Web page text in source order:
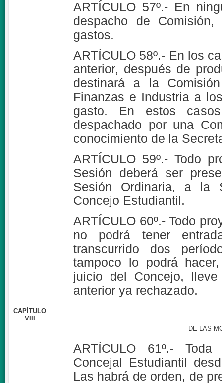
ARTÍCULO 57º.- En
despacho de
gastos.
ARTÍCULO 58º.- En los
anterior, después de
destinará a la
Finanzas e Industria a
gasto. En estos
despachado por una
conocimiento de la
ARTÍCULO 59º.- Todo
Sesión deberá ser
Sesión Ordinaria, a la
Concejo Estudiantil.
ARTÍCULO 60º.- Todo
no podrá tener
transcurrido dos
tampoco lo podrá
juicio del Concejo,
anterior ya rechazado.
CAPÍTULO
VIII
DE LAS
ARTÍCULO 61º.-
Concejal Estudiantil
Las habrá de orden, de